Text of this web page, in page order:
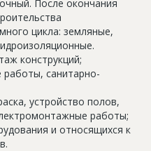
После окончания
цикла: земляные,
конструкций;
санитарно-
устройство полов,
работы;
и относящихся к